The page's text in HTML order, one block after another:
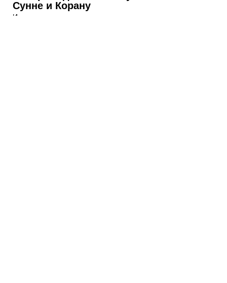
Сунне и Корану
Идея успеха одинаково характерна как для коранического